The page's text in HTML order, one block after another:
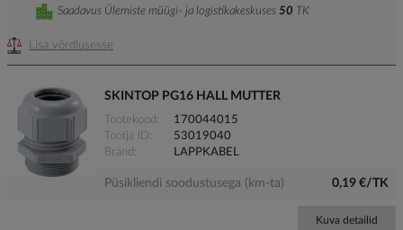
Lisa võrdlusesse
Saadavus Ülemiste müügi- ja logistikakeskuses 50 TK
SKINTOP PG16 HALL MUTTER
Tootekood
170044015
Tootja ID
53019040
Bränd
LAPPKABEL
Püsikliendi soodustusega (km-ta) 0,19 €/TK
Kuva detailid